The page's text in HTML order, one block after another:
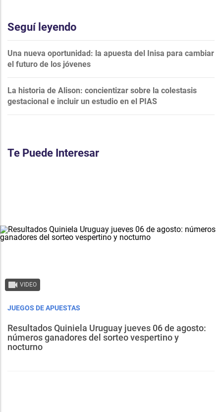
Seguí leyendo
Una nueva oportunidad: la apuesta del Inisa para cambiar
el futuro de los jóvenes
La historia de Alison: concientizar sobre la colestasis
gestacional e incluir un estudio en el PIAS
Te Puede Interesar
VIDEO
JUEGOS DE APUESTAS
Resultados Quiniela Uruguay jueves 06 de agosto:
números ganadores del sorteo vespertino y
nocturno